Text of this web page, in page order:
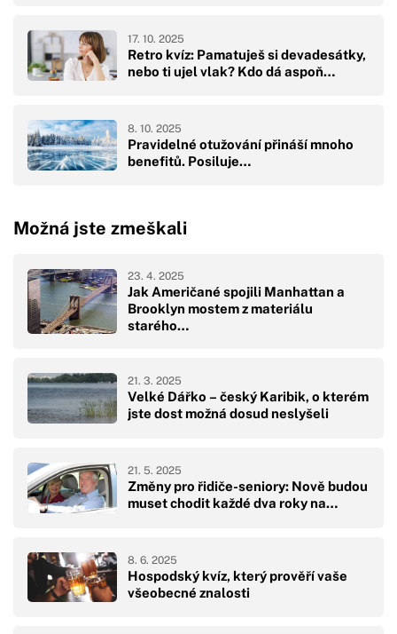
Retro kvíz: Pamatuješ si devadesátky,
nebo ti ujel vlak? Kdo dá aspoň…
17. 10. 2025
Pravidelné otužování přináší mnoho
benefitů. Posiluje…
8. 10. 2025
Možná jste zmeškali
Jak Američané spojili Manhattan a
Brooklyn mostem z materiálu
starého…
23. 4. 2025
Velké Dářko – český Karibik, o kterém
jste dost možná dosud neslyšeli
21. 3. 2025
Změny pro řidiče-seniory: Nově budou
muset chodit každé dva roky na…
21. 5. 2025
Hospodský kvíz, který prověří vaše
všeobecné znalosti
8. 6. 2025